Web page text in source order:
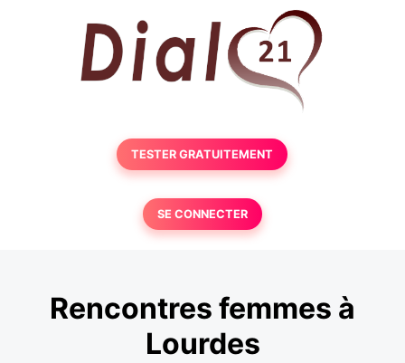
TESTER GRATUITEMENT
SE CONNECTER
Rencontres femmes à
Lourdes